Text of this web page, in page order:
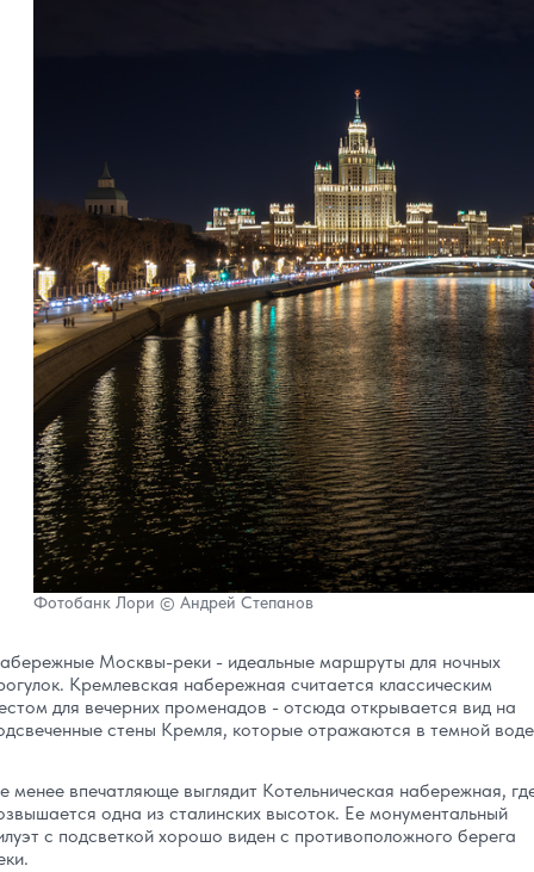
Фотобанк Лори © Андрей Степанов
Москвы-реки - идеальные маршруты для ночных
Кремлевская набережная считается классическим
для вечерних променадов - отсюда открывается вид на
стены Кремля, которые отражаются в темной
менее впечатляюще выглядит Котельническая набережная,
одна из сталинских высоток. Ее монументальный
с подсветкой хорошо виден с противоположного берега